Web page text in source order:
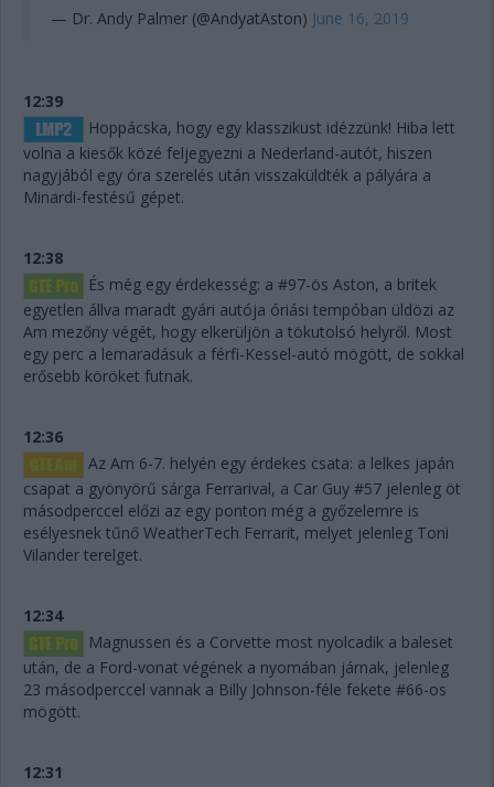
— Dr. Andy Palmer (@AndyatAston) June 16, 2019
12:39
Hoppácska, hogy egy klasszikust idézzünk! Hiba lett
volna a kiesők közé feljegyezni a Nederland-autót, hiszen
nagyjából egy óra szerelés után visszaküldték a pályára a
Minardi-festésű gépet.
12:38
És még egy érdekesség: a #97-ös Aston, a britek
egyetlen állva maradt gyári autója óriási tempóban üldözi az
Am mezőny végét, hogy elkerüljön a tökutolsó helyről. Most
egy perc a lemaradásuk a férfi-Kessel-autó mögött, de sokkal
erősebb köröket futnak.
12:36
Az Am 6-7. helyén egy érdekes csata: a lelkes japán
csapat a gyönyörű sárga Ferrarival, a Car Guy #57 jelenleg öt
másodperccel előzi az egy ponton még a győzelemre is
esélyesnek tűnő WeatherTech Ferrarit, melyet jelenleg Toni
Vilander terelget.
12:34
Magnussen és a Corvette most nyolcadik a baleset
után, de a Ford-vonat végének a nyomában járnak, jelenleg
23 másodperccel vannak a Billy Johnson-féle fekete #66-os
mögött.
12:31